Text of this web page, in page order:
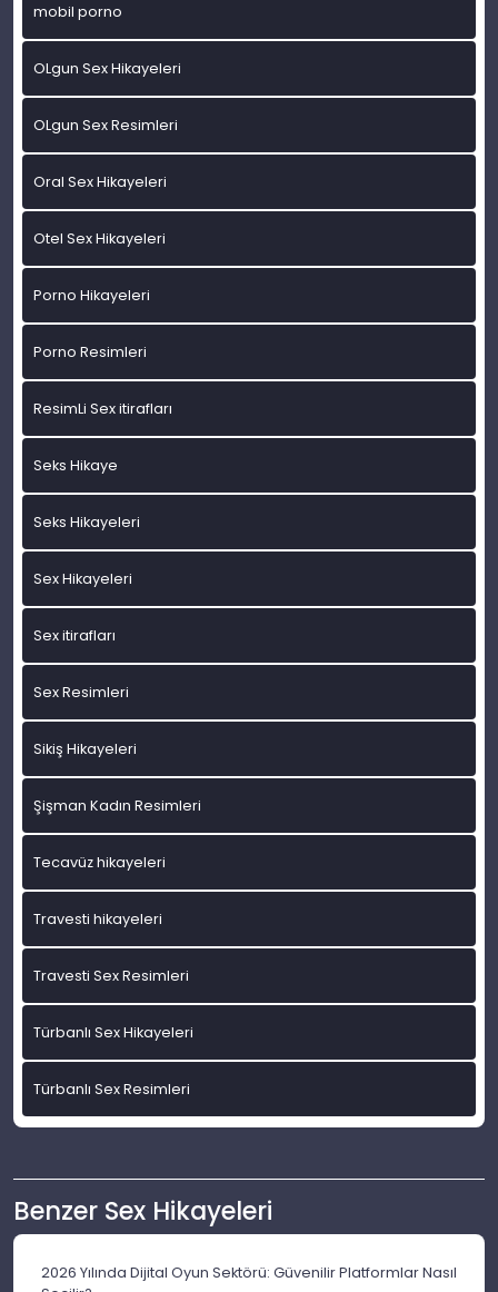
mobil porno
OLgun Sex Hikayeleri
OLgun Sex Resimleri
Oral Sex Hikayeleri
Otel Sex Hikayeleri
Porno Hikayeleri
Porno Resimleri
ResimLi Sex itirafları
Seks Hikaye
Seks Hikayeleri
Sex Hikayeleri
Sex itirafları
Sex Resimleri
Sikiş Hikayeleri
Şişman Kadın Resimleri
Tecavüz hikayeleri
Travesti hikayeleri
Travesti Sex Resimleri
Türbanlı Sex Hikayeleri
Türbanlı Sex Resimleri
Benzer Sex Hikayeleri
2026 Yılında Dijital Oyun Sektörü: Güvenilir Platformlar Nasıl